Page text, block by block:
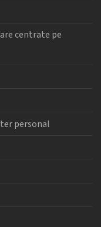
centrate pe
personal